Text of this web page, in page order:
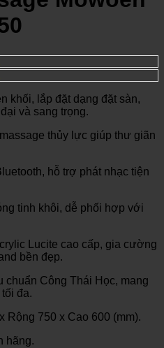
khối, lắp đặt dạng đặt sàn,
và sang trọng.
thủy lực giúp thư giãn
hỗ trợ phát nhạc tiện
tinh khôi, dễ phối hợp với
Lucite cao cấp, gia cường
bền đẹp.
chuẩn Công Thái Học, mang
đa.
Rộng 750 x Cao 600 (mm).
hãng.